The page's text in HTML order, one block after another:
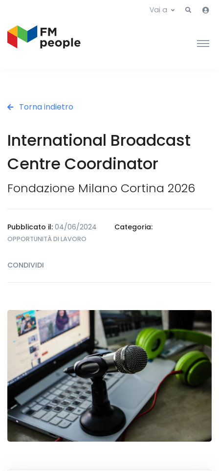
Vai a
Torna indietro
International Broadcast
Centre Coordinator
Fondazione Milano Cortina 2026
Pubblicato il: 04/06/2024 Categoria:
OPPORTUNITÀ DI LAVORO
CONDIVIDI